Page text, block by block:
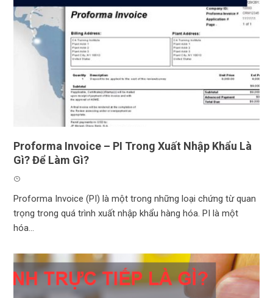
Proforma Invoice – PI Trong Xuất Nhập Khẩu Là
Gì? Để Làm Gì?
Proforma Invoice (PI) là một trong những loại chứng từ quan
trọng trong quá trình xuất nhập khẩu hàng hóa. PI là một
hóa...